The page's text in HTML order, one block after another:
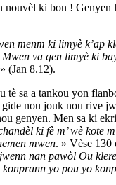
nouvèl ki bon ! Genyen
menm ki limyè k’ap
va gen limyè ki
» (Jan 8.12).
tè sa a tankou yon
nou jouk nou rive
genyen. Men sa ki
ki fè m’ wè kote
mwen. » Vèse 130
nan pawòl Ou
yo pou yo